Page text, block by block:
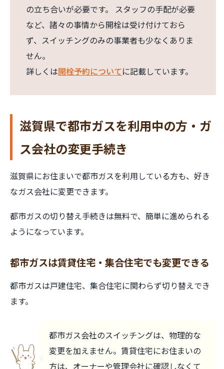
の立ち合いが必要です。 スタッフの手配が必要
など、諸々の事情から開栓は受け付けておら
ず、スイッチングのみの事業者も少なくありま
せん。
詳しくは開栓予約についてに記載しています。
滋賀県で都市ガスを利用中の方・ガ
ス会社の変更手続き
滋賀県にお住まいで都市ガスを利用している方も、好き
なガス会社に変更できます。
都市ガスの切り替え手続きは無料で、簡単に進められる
ようになっています。
都市ガスは賃貸住宅・集合住宅でも変更できる
都市ガスは戸建住宅、集合住宅に関わらず切り替えでき
ます。
都市ガス会社のスイッチングは、物理的な
変更を加えません。賃貸住宅にお住まいの
方は、オーナーや管理会社に確認しなくて